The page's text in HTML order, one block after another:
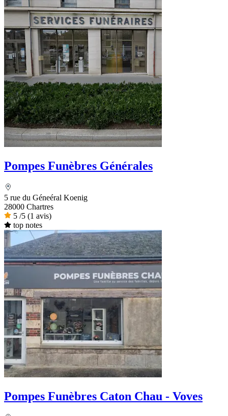
Pompes Funèbres Générales
5 rue du Géneéral Koenig
28000 Chartres
5 /5 (1 avis)
top notes
Pompes Funèbres Caton Chau - Voves